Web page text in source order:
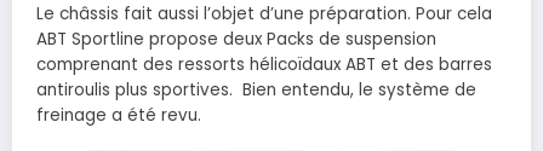
Le châssis fait aussi l’objet d’une préparation. Pour cela
ABT Sportline propose deux Packs de suspension
comprenant des ressorts hélicoïdaux ABT et des barres
antiroulis plus sportives. Bien entendu, le système de
freinage a été revu.